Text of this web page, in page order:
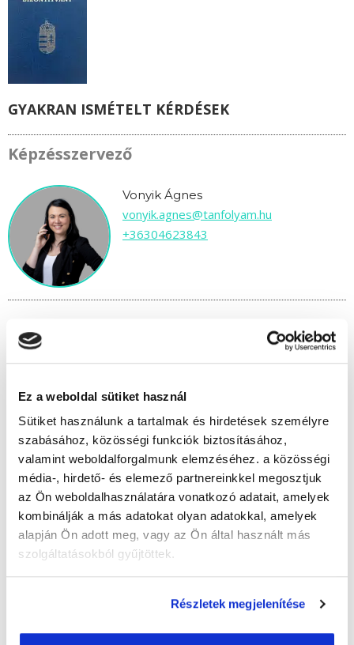
Ez a weboldal sütiket használ
Sütiket használunk a tartalmak és hirdetések személyre
szabásához, közösségi funkciók biztosításához,
valamint weboldalforgalmunk elemzéséhez. a közösségi
média-, hirdető- és elemező partnereinkkel megosztjuk
az Ön weboldalhasználatára vonatkozó adatait, amelyek
kombinálják a más adatokat olyan adatokkal, amelyek
alapján Ön adott meg, vagy az Ön által használt más
szolgáltatásokból gyűjtöttek.
Részletek megjelenítése
GYAKRAN ISMÉTELT KÉRDÉSEK
Képzésszervező
Vonyik Ágnes
vonyik.agnes@tanfolyam.hu
+36304623843
" A " csoport
Időtartam:3 hónap
Képzés ára: 145 000 Ft
Minden kedvezmény igénybevételével 110.000
Ft-ra csökkenthető!
Vizsgadíj:
Vizsgadíj várható összege
Jelentkezem!